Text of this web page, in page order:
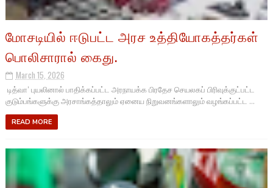
மோசடியில் ஈடுபட்ட அரச உத்தியோகத்தர்கள்
பொலிசாரால் கைது.
March 15, 2026
டித்வா’ புயலினால் பாதிக்கப்பட்ட அரநாயக்க பிரதேச செயலகப் பிரிவுக்குட்பட்ட
குடும்பங்களுக்கு அரசாங்கத்தாலும் ஏனைய நிறுவனங்களாலும் வழங்கப்பட்ட ...
READ MORE